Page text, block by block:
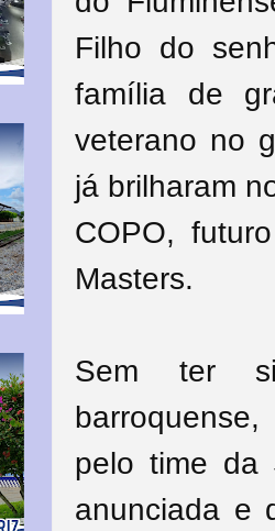
Filho do
família de
veterano no
já brilharam
COPO,
Masters.
Sem ter
pelo time da
anunciada e